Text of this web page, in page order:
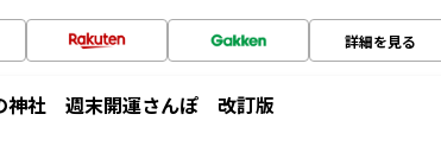
詳細を見る
神社 週末開運さんぽ 改訂版